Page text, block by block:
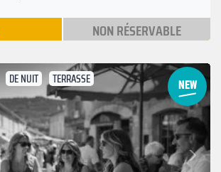
NON RÉSERVABLE
DE NUIT TERRASSE
Suivant